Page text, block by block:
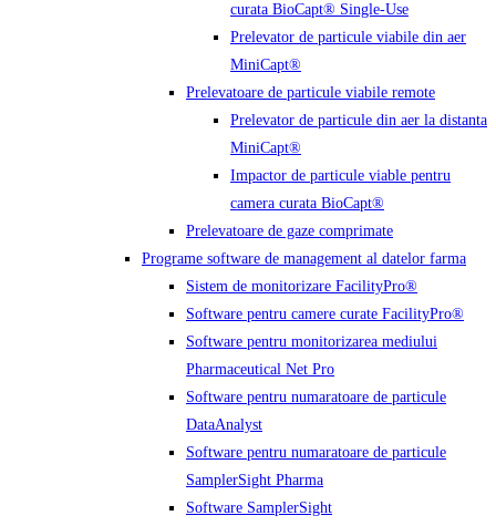
curata BioCapt® Single-Use
Prelevator de particule viabile din aer
MiniCapt®
Prelevatoare de particule viabile remote
Prelevator de particule din aer la distanta
MiniCapt®
Impactor de particule viable pentru
camera curata BioCapt®
Prelevatoare de gaze comprimate
Programe software de management al datelor farma
Sistem de monitorizare FacilityPro®
Software pentru camere curate FacilityPro®
Software pentru monitorizarea mediului
Pharmaceutical Net Pro
Software pentru numaratoare de particule
DataAnalyst
Software pentru numaratoare de particule
SamplerSight Pharma
Software SamplerSight